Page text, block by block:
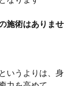
施術はありませ
いうよりは、身